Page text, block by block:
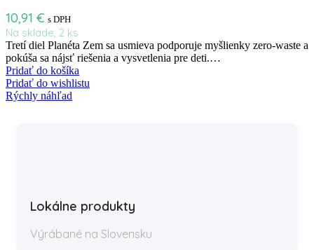
10,91 € s DPH
Na sklade, 2 ks
Tretí diel Planéta Zem sa usmieva podporuje myšlienky zero-waste a
pokúša sa nájsť riešenia a vysvetlenia pre deti.…
Pridať do košíka
Pridať do wishlistu
Rýchly náhľad
Lokálne produkty
Výrábané na Slovensku